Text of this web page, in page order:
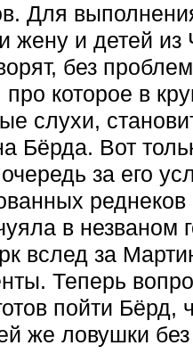
Для
жену и детей из
без
которое в
слухи,
Бёрда. Вот
очередь за его
реднеков
в незваном
вслед за
Теперь
пойти Бёрд,
же ловушки без